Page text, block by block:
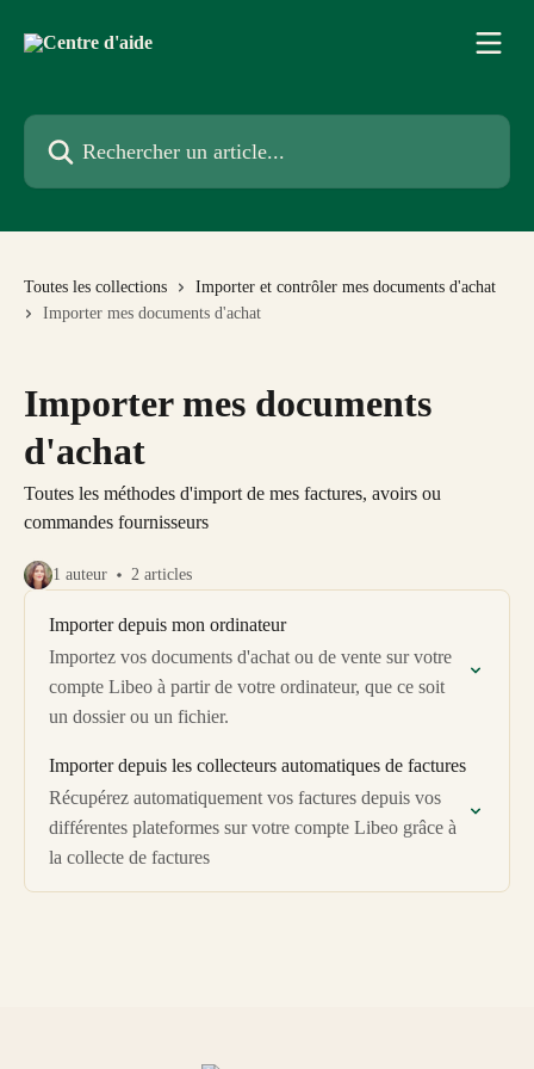
Rechercher un article...
Toutes les collections
Importer et contrôler mes documents d'achat
Importer mes documents d'achat
Importer mes documents
d'achat
Toutes les méthodes d'import de mes factures, avoirs ou
commandes fournisseurs
1 auteur 2 articles
Importer depuis mon ordinateur
Importez vos documents d'achat ou de vente sur votre
compte Libeo à partir de votre ordinateur, que ce soit
un dossier ou un fichier.
Importer depuis les collecteurs automatiques de factures
Récupérez automatiquement vos factures depuis vos
différentes plateformes sur votre compte Libeo grâce à
la collecte de factures